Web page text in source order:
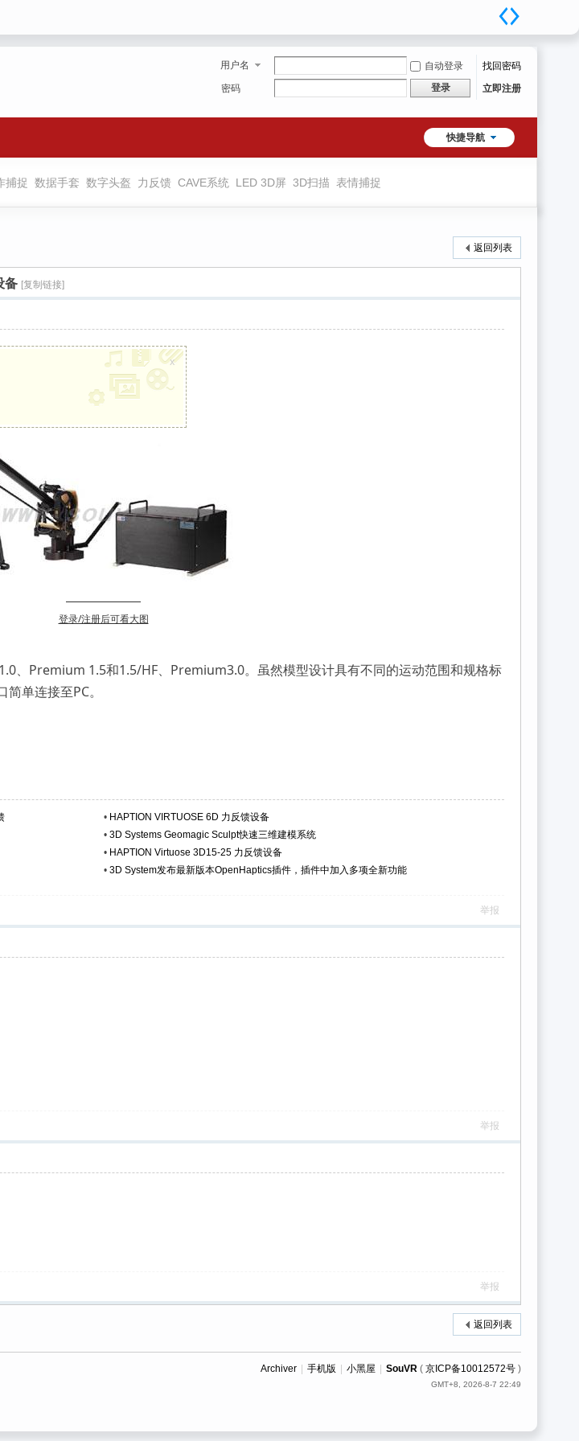
用户名 自动登录
找回密码
密码
登录 立即注册
快捷导航
捕捉 数据手套 数字头盔 力反馈 CAVE系统 LED 3D屏 3D扫描 表情捕捉
返回列表
备 [复制链接]
x
登录/注册后可看大图
、Premium 1.5和1.5/HF、Premium3.0。虽然模型设计具有不同的运动范围和规格标
单连接至PC。
• HAPTION VIRTUOSE 6D 力反馈设备
• 3D Systems Geomagic Sculpt快速三维建模系统
• HAPTION Virtuose 3D15-25 力反馈设备
• 3D System发布最新版本OpenHaptics插件，插件中加入多项全新功能
举报
举报
举报
返回列表
Archiver 手机版 小黑屋 SouVR ( 京ICP备10012572号 )
GMT+8, 2026-8-7 22:49